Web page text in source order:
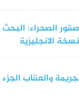
الصحراء: البحث
الانجليزية
والعقاب